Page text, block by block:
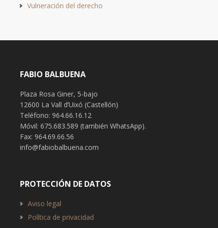
Vulneración del derecho
FABIO BALBUENA
Plaza Rosa Giner, 5-bajo
12600 La Vall d’Uixó (Castellón)
Teléfono: 964.66.16.12
Móvil: 675.683.589 (también WhatsApp).
Fax: 964.69.66.56
info@fabiobalbuena.com
PROTECCIÓN DE DATOS
Aviso legal
Política de privacidad